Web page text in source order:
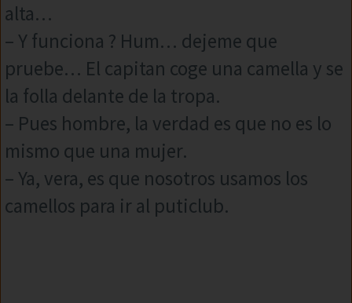
alta…
– Y funciona ? Hum… dejeme que
pruebe… El capitan coge una camella y se
la folla delante de la tropa.
– Pues hombre, la verdad es que no es lo
mismo que una mujer.
– Ya, vera, es que nosotros usamos los
camellos para ir al puticlub.